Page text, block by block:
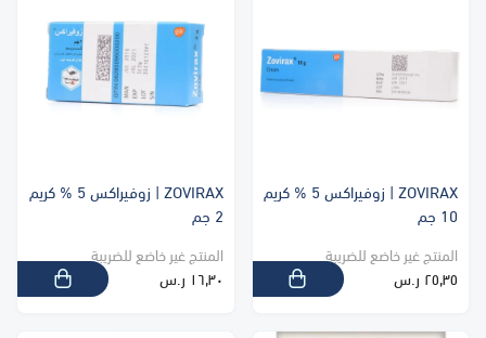
ZOVIRAX | زوفيراكس 5 % كريم
10 جم
المنتج غير خاضع للضريبة
٢٥٫٣٥ ر.س
ZOVIRAX | زوفيراكس 5 % كريم
2 جم
المنتج غير خاضع للضريبة
١٦٫٣٠ ر.س